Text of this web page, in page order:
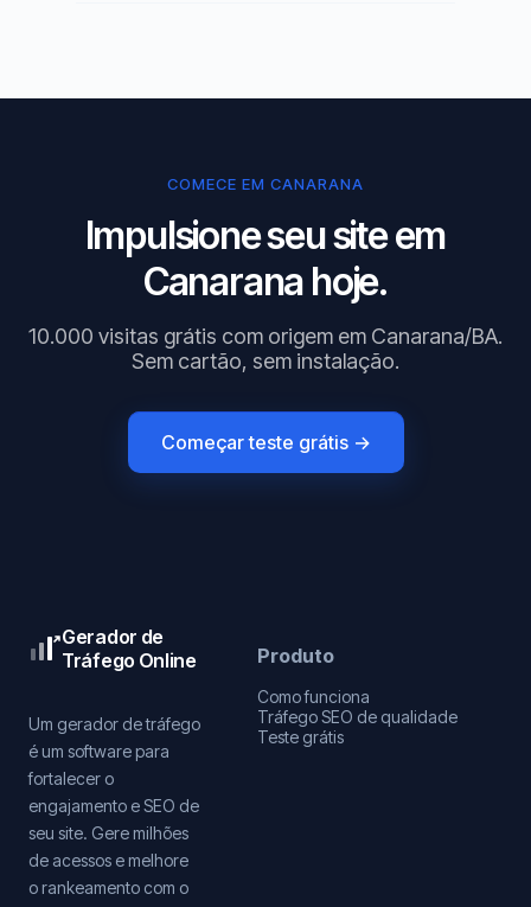
COMECE EM CANARANA
Impulsione seu site em
Canarana hoje.
10.000 visitas grátis com origem em Canarana/BA.
Sem cartão, sem instalação.
Começar teste grátis →
Gerador de
Tráfego Online
Um gerador de tráfego
é um software para
fortalecer o
engajamento e SEO de
seu site. Gere milhões
de acessos e melhore
o rankeamento com o
Produto
Como funciona
Tráfego SEO de qualidade
Teste grátis